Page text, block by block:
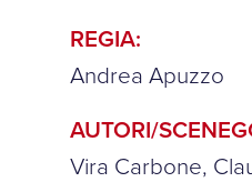
REGIA:
Andrea Apuzzo
AUTORI/
Vira Carbone,